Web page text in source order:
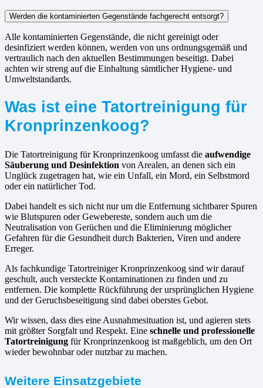
Werden die kontaminierten Gegenstände fachgerecht entsorgt?
Alle kontaminierten Gegenstände, die nicht gereinigt oder
desinfiziert werden können, werden von uns ordnungsgemäß und
vertraulich nach den aktuellen Bestimmungen beseitigt. Dabei
achten wir streng auf die Einhaltung sämtlicher Hygiene- und
Umweltstandards.
Was ist eine Tatortreinigung für
Kronprinzenkoog?
Die Tatortreinigung für Kronprinzenkoog umfasst die aufwendige
Säuberung und Desinfektion von Arealen, an denen sich ein
Unglück zugetragen hat, wie ein Unfall, ein Mord, ein Selbstmord
oder ein natürlicher Tod.
Dabei handelt es sich nicht nur um die Entfernung sichtbarer Spuren
wie Blutspuren oder Gewebereste, sondern auch um die
Neutralisation von Gerüchen und die Eliminierung möglicher
Gefahren für die Gesundheit durch Bakterien, Viren und andere
Erreger.
Als fachkundige Tatortreiniger Kronprinzenkoog sind wir darauf
geschult, auch versteckte Kontaminationen zu finden und zu
entfernen. Die komplette Rückführung der ursprünglichen Hygiene
und der Geruchsbeseitigung sind dabei oberstes Gebot.
Wir wissen, dass dies eine Ausnahmesituation ist, und agieren stets
mit größter Sorgfalt und Respekt. Eine schnelle und professionelle
Tatortreinigung für Kronprinzenkoog ist maßgeblich, um den Ort
wieder bewohnbar oder nutzbar zu machen.
Weitere Einsatzgebiete